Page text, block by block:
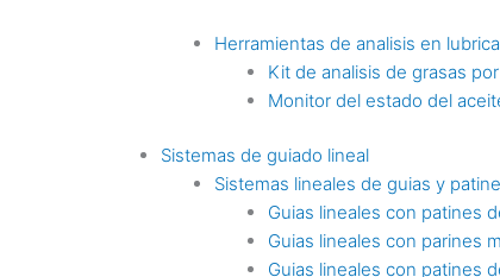
Herramientas de analisis en
Kit de analisis de grasas
Monitor del estado del
Sistemas de guiado lineal
Sistemas lineales de guias y
Guias lineales con patines
Guias lineales con parines
Guias lineales con patines